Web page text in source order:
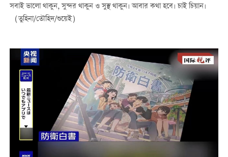
সবাই ভালো থাকুন, সুন্দর থাকুন ও সুস্থ থাকুন। আবার কথা হবে। চাই চিয়ান।
（তুহিনা/তৌহিদ/শুয়েই）